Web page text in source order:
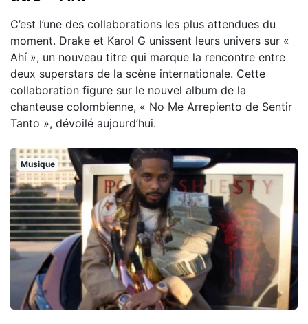
C’est l’une des collaborations les plus attendues du
moment. Drake et Karol G unissent leurs univers sur «
Ahí », un nouveau titre qui marque la rencontre entre
deux superstars de la scène internationale. Cette
collaboration figure sur le nouvel album de la
chanteuse colombienne, « No Me Arrepiento de Sentir
Tanto », dévoilé aujourd’hui.
Musique